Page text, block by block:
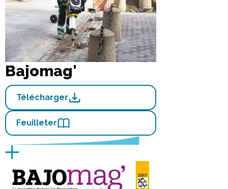
Bajomag'
Télécharger
Feuilleter